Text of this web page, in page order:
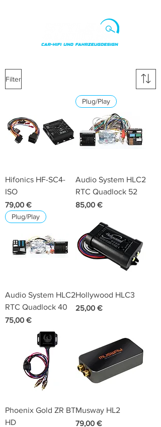
Filter
Hifonics HF-SC4-
ISO
Preis
79,00 €
Plug/Play
Audio System HLC2
RTC Quadlock 52
Preis
85,00 €
Plug/Play
Audio System HLC2
RTC Quadlock 40
Preis
75,00 €
Hollywood HLC3
Preis
25,00 €
Phoenix Gold ZR BT
HD
Musway HL2
Preis
79,00 €